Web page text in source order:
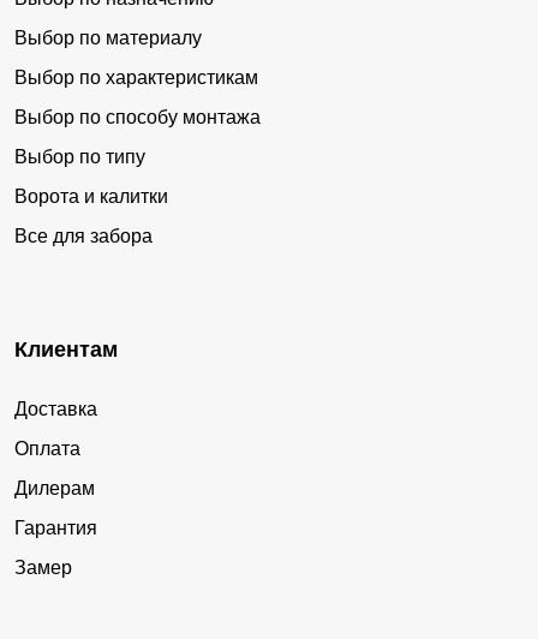
Выбор по материалу
Выбор по характеристикам
Выбор по способу монтажа
Выбор по типу
Ворота и калитки
Все для забора
Клиентам
Доставка
Оплата
Дилерам
Гарантия
Замер